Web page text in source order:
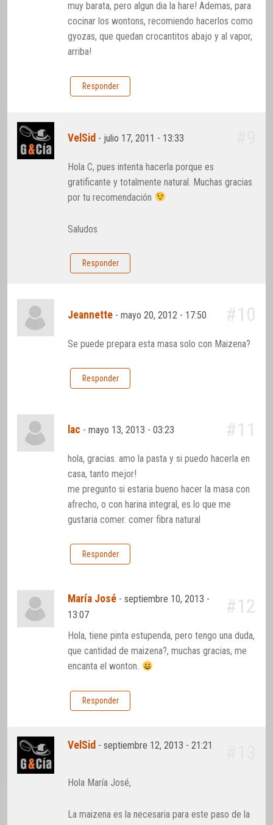
muy barata, pero algun dia la hare! Ademas, para
cocinar los wontons, recomiendo hacerlos como
gyozas, que quedan crocantitos abajo y al vapor,
arriba!
Responder
VelSid - julio 17, 2011 - 13:33
Hola C, pues intenta hacerla porque es
gratificante y totalmente natural. Muchas gracias
por tu recomendación
Saludos
Responder
Jeannette -mayo 20, 2012 - 17:50 #10
Se puede prepara esta masa solo con Maizena?
Responder
lac -mayo 13, 2013 - 03:23 #11
hola, gracias. amo la pasta y si puedo hacerla en
casa, tanto mejor!
me pregunto si estaria bueno hacer la masa con
afrecho, o con harina integral, es lo que me
gustaria comer. comer fibra natural
Responder
María José -septiembre 10, 2013 -
13:07
#12
Hola, tiene pinta estupenda, pero tengo una duda,
que cantidad de maizena?, muchas gracias, me
encanta el wonton.
Responder
VelSid -septiembre 12, 2013 - 21:21
Hola María José,
La maizena es la necesaria para este paso de la